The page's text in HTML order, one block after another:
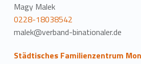
Magy Malek
0228-18038542
malek@verband-binationaler.de
Städtisches Familienzentrum